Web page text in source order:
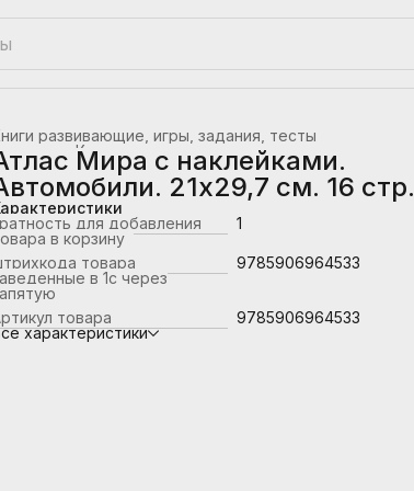
развивающие, игры, задания, тесты
Книжная продукция
Мира с наклейками.
21х29,7 см. 16 стр.
для добавления
в корзину
1
товара
в 1с через
9785906964533
товара
9785906964533
характеристики